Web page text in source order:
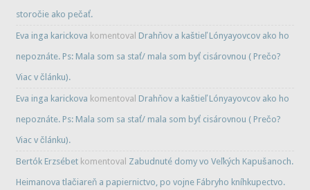
storočie ako pečať.
Eva inga karickova komentoval Drahňov a kaštieľ Lónyayovcov ako ho
nepoznáte. Ps: Mala som sa stať/ mala som byť cisárovnou ( Prečo?
Viac v článku).
Eva inga karickova komentoval Drahňov a kaštieľ Lónyayovcov ako ho
nepoznáte. Ps: Mala som sa stať/ mala som byť cisárovnou ( Prečo?
Viac v článku).
Bertók Erzsébet komentoval Zabudnuté domy vo Veľkých Kapušanoch.
Heimanova tlačiareň a papiernictvo, po vojne Fábryho kníhkupectvo.